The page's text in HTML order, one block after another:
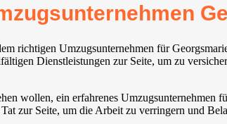
richtigen Umzugsunternehmen für
Dienstleistungen zur Seite, um zu
wollen, ein erfahrenes
zur Seite, um die Arbeit zu verringern und